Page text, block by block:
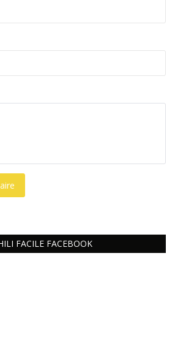
FACILE FACEBOOK